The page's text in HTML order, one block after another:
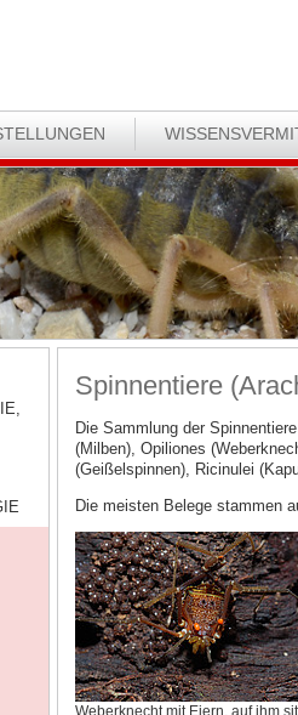
Spinnentiere
Die Sammlung der
(Milben), Opiliones
(Geißelspinnen), Ricinulei
Die meisten Belege stammen
Weberknecht mit Eiern, auf ihm